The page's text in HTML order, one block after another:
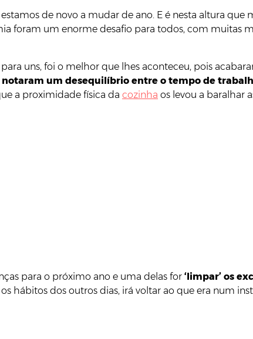
de novo a mudar de ano. E é nesta altura
foram um enorme desafio para todos, com muitas
uns, foi o melhor que lhes aconteceu, pois
notaram um desequilíbrio entre o tempo de
a proximidade física da cozinha os levou a baralhar
para o próximo ano e uma delas for ‘limpar’ os
hábitos dos outros dias, irá voltar ao que era num